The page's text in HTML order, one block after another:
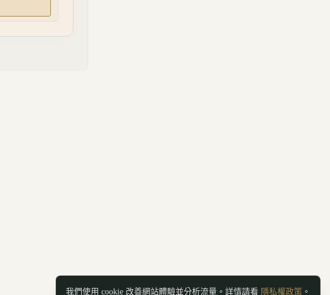
我們使用 cookie 改善網站體驗並分析流量。詳情請看 隱私權政策 。